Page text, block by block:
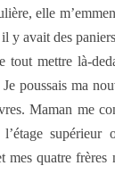
elle
y avait des
tout mettre là-
poussais ma
Maman me
supérieur
mes quatre frères